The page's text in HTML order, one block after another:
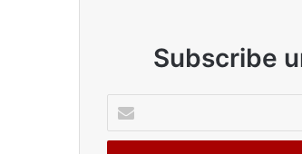
Subscribe
your
Email